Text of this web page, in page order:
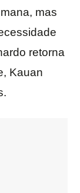
mas
retorna
Kauan